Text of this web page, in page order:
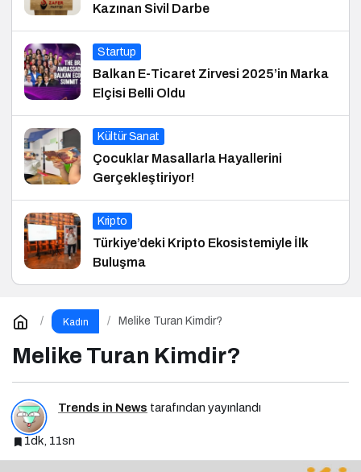
Kazınan Sivil Darbe
Startup
Balkan E-Ticaret Zirvesi 2025’in Marka
Elçisi Belli Oldu
Kültür Sanat
Çocuklar Masallarla Hayallerini
Gerçekleştiriyor!
Kripto
Türkiye’deki Kripto Ekosistemiyle İlk
Buluşma
Kadın Melike Turan Kimdir?
Melike Turan Kimdir?
Trends in News tarafından yayınlandı
1dk, 11sn